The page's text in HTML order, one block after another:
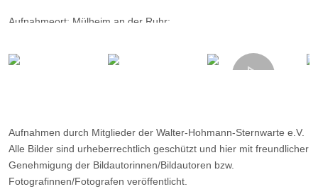
Aufnahmeort: Mülheim an der Ruhr;
Telezentrik, PST-Etalon
Aufnahmen durch Mitglieder der Walter-Hohmann-Sternwarte e.V.
Alle Bilder sind urheberrechtlich geschützt und hier mit freundlicher
Genehmigung der Bildautorinnen/Bildautoren bzw.
Fotografinnen/Fotografen veröffentlicht.